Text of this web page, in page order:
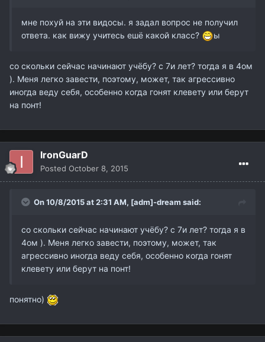
мне похуй на эти видосы. я задал вопрос не получил
ответа. как вижу учитесь ешё какой класс?
ы
со скольки сейчас начинают учёбу? с 7и лет? тогда я в 4ом
). Меня легко завести, поэтому, может, так агрессивно
иногда веду себя, особенно когда гонят клевету или берут
на понт!
IronGuarD
Posted October 8, 2015
On 10/8/2015 at 2:31 AM, [adm]-dream said:
со скольки сейчас начинают учёбу? с 7и лет? тогда я в
4ом ). Меня легко завести, поэтому, может, так
агрессивно иногда веду себя, особенно когда гонят
клевету или берут на понт!
понятно)